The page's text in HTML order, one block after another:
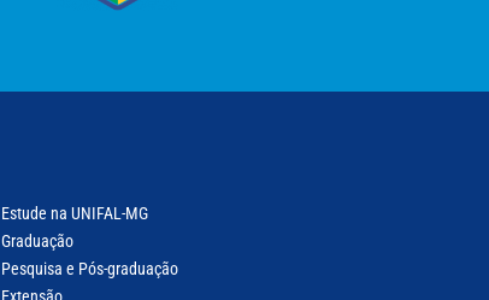
Estude na UNIFAL-MG
Graduação
Pesquisa e Pós-graduação